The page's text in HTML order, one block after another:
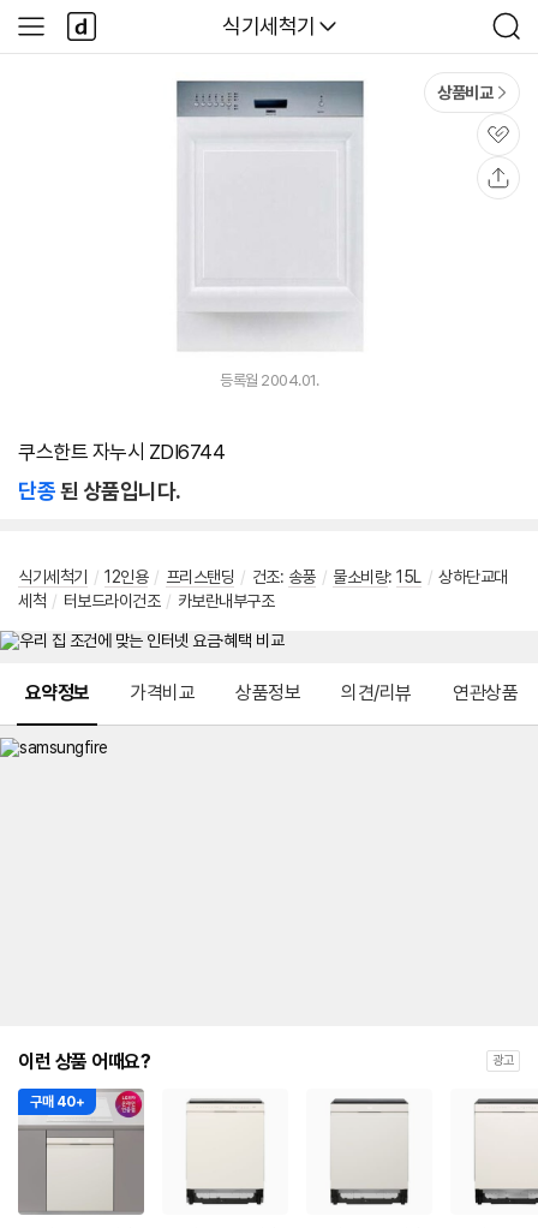
다나와
식기세척기
검
색
사
이
다
나
와
상품비교
관
심
등록월 2004.01.
쿠스한트 자누시 ZDI6744
단종된 상품입니다.
식기세척기 / 12인용 / 프리스탠딩 / 건조: 송풍 / 물소비량: 15L / 상하단교대
세척 / 터보드라이건조 / 카보란내부구조
요약정보 가격비교 상품정보 의견/리뷰 연관상품
이런 상품 어때요? 광고
구매 40+